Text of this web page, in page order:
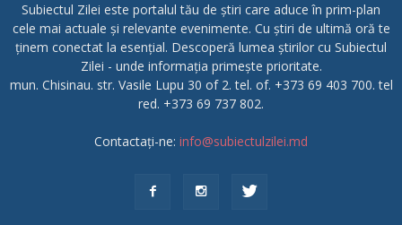
Subiectul Zilei este portalul tău de știri care aduce în prim-plan
cele mai actuale și relevante evenimente. Cu știri de ultimă oră te
ținem conectat la esențial. Descoperă lumea știrilor cu Subiectul
Zilei - unde informația primește prioritate.
mun. Chisinau. str. Vasile Lupu 30 of 2. tel. of. +373 69 403 700. tel
red. +373 69 737 802.
Contactați-ne: info@subiectulzilei.md